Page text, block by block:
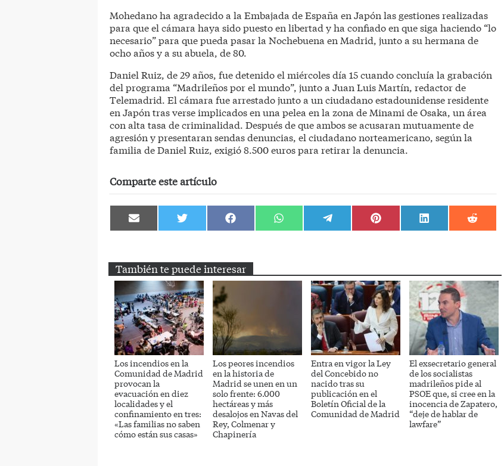
Mohedano ha agradecido a la Embajada de España en Japón las gestiones realizadas
para que el cámara haya sido puesto en libertad y ha confiado en que siga haciendo “lo
necesario” para que pueda pasar la Nochebuena en Madrid, junto a su hermana de
ocho años y a su abuela, de 80.
Daniel Ruiz, de 29 años, fue detenido el miércoles día 15 cuando concluía la grabación
del programa “Madrileños por el mundo”, junto a Juan Luis Martín, redactor de
Telemadrid. El cámara fue arrestado junto a un ciudadano estadounidense residente
en Japón tras verse implicados en una pelea en la zona de Minami de Osaka, un área
con alta tasa de criminalidad. Después de que ambos se acusaran mutuamente de
agresión y presentaran sendas denuncias, el ciudadano norteamericano, según la
familia de Daniel Ruiz, exigió 8.500 euros para retirar la denuncia.
Comparte este artículo
Compartir
en
Compartir
en
Compartir
en
Compartir
en
Compartir
en
Compartir
en
Compartir
en
Compartir
en
También te puede interesar
Los incendios en la
Comunidad de Madrid
provocan la
evacuación en diez
localidades y el
confinamiento en tres:
«Las familias no saben
cómo están sus casas»
Los peores incendios
en la historia de
Madrid se unen en un
solo frente: 6.000
hectáreas y más
desalojos en Navas del
Rey, Colmenar y
Chapinería
Entra en vigor la Ley
del Concebido no
nacido tras su
publicación en el
Boletín Oficial de la
Comunidad de Madrid
El exsecretario general
de los socialistas
madrileños pide al
PSOE que, si cree en la
inocencia de Zapatero,
“deje de hablar de
lawfare”